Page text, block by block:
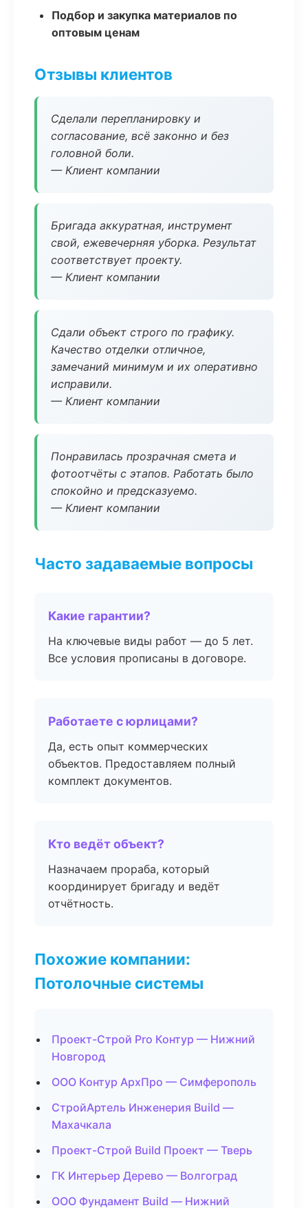
Подбор и закупка материалов по
оптовым ценам
Отзывы клиентов
Сделали перепланировку и
согласование, всё законно и без
головной боли.
— Клиент компании
Бригада аккуратная, инструмент
свой, ежевечерняя уборка. Результат
соответствует проекту.
— Клиент компании
Сдали объект строго по графику.
Качество отделки отличное,
замечаний минимум и их оперативно
исправили.
— Клиент компании
Понравилась прозрачная смета и
фотоотчёты с этапов. Работать было
спокойно и предсказуемо.
— Клиент компании
Часто задаваемые вопросы
Какие гарантии?
На ключевые виды работ — до 5 лет.
Все условия прописаны в договоре.
Работаете с юрлицами?
Да, есть опыт коммерческих
объектов. Предоставляем полный
комплект документов.
Кто ведёт объект?
Назначаем прораба, который
координирует бригаду и ведёт
отчётность.
Похожие компании:
Потолочные системы
Проект-Строй Pro Контур — Нижний
Новгород
ООО Контур АрхПро — Симферополь
СтройАртель Инженерия Build —
Махачкала
Проект-Строй Build Проект — Тверь
ГК Интерьер Дерево — Волгоград
ООО Фундамент Build — Нижний